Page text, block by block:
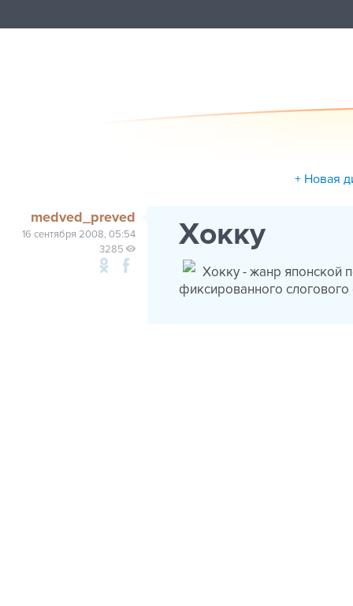
+ Новая
medved_preved
16 сентября 2008, 05:54
3285
Хокку
Хокку - жанр японской
фиксированного